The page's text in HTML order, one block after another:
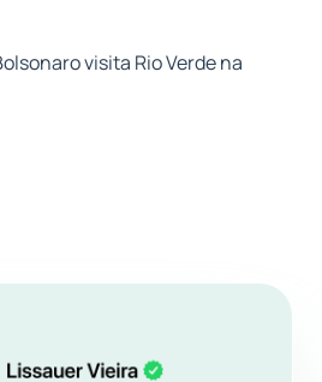
visita Rio Verde na